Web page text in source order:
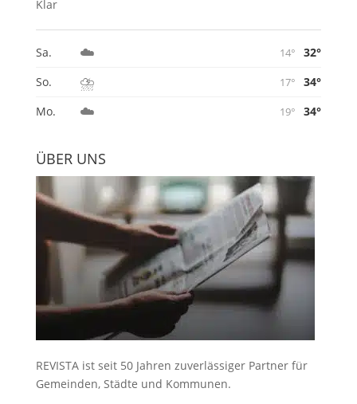
Klar
Sa. ☁️ 14°
32°
So.
⛈️ 17°
34°
Mo.
☁️ 19° 34°
ÜBER UNS
REVISTA ist seit 50 Jahren zuverlässiger Partner für
Gemeinden, Städte und Kommunen.